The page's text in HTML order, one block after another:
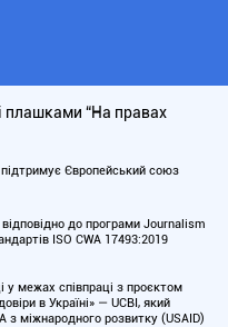
плашками “На правах
Європейський союз
до програми Journalism
ISO CWA 17493:2019
у межах співпраці з проєктом
в Україні» — UCBI, який
міжнародного розвитку (USAID)